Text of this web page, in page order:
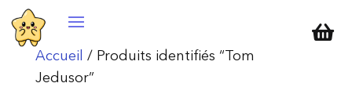

Accueil
/ Produits identifiés “Tom
Jedusor”